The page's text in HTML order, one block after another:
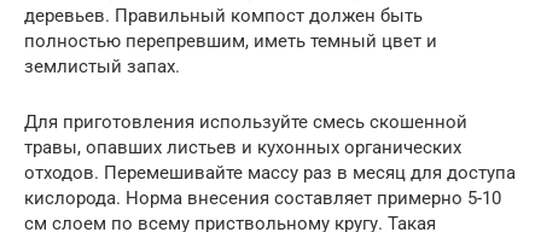
деревьев. Правильный компост должен быть
полностью перепревшим, иметь темный цвет и
землистый запах.
Для приготовления используйте смесь скошенной
травы, опавших листьев и кухонных органических
отходов. Перемешивайте массу раз в месяц для доступа
кислорода. Норма внесения составляет примерно 5-10
см слоем по всему приствольному кругу. Такая